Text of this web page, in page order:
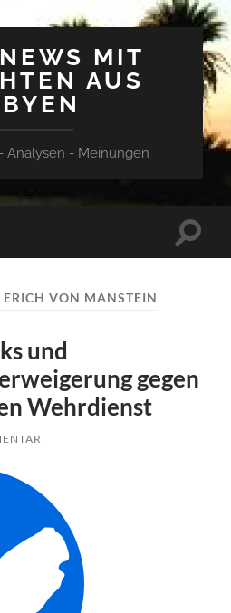
MIT
AUS
Analysen - Meinungen
ERICH VON MANSTEIN
und
gegen
Wehrdienst